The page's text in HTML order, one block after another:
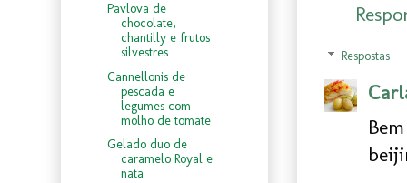
Respostas
Pavlova de
chocolate,
chantilly e frutos
silvestres
Cannellonis de
pescada e
legumes com
molho de tomate
Gelado duo de
caramelo Royal e
nata